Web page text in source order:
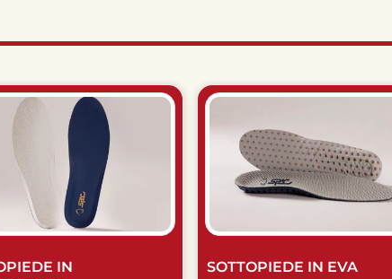
IN
SOTTOPIEDE IN EVA